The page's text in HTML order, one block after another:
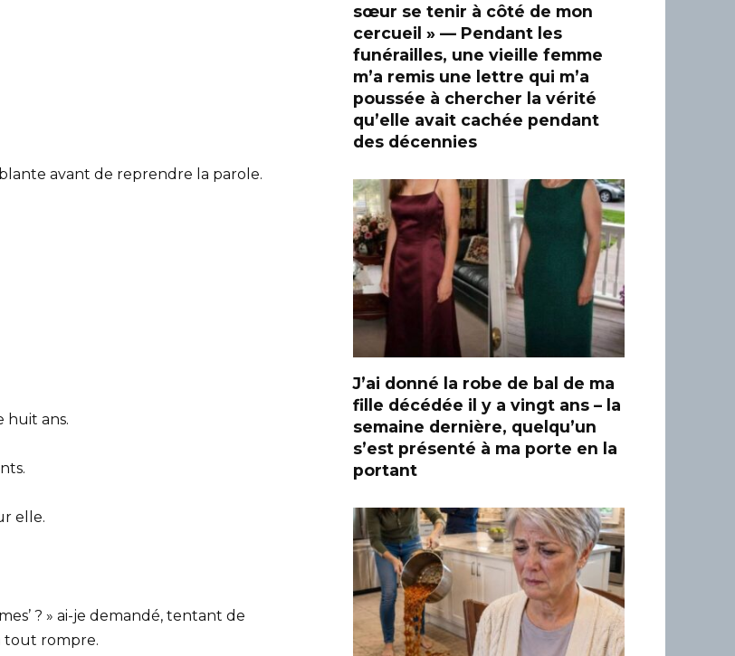
avant de reprendre la parole.
huit ans.
elle.
? » ai-je demandé, tentant de
tout rompre.
sœur se tenir à côté de mon
cercueil » — Pendant les
funérailles, une vieille femme
m’a remis une lettre qui m’a
poussée à chercher la vérité
qu’elle avait cachée pendant
des décennies
J’ai donné la robe de bal de ma
fille décédée il y a vingt ans – la
semaine dernière, quelqu’un
s’est présenté à ma porte en la
portant